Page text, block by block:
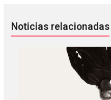
Noticias relacionadas